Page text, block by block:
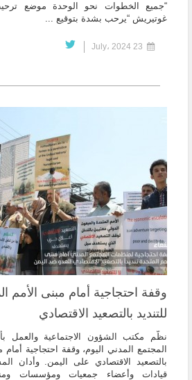
“جميع الخطوات نحو الوحدة موضع
غوتيريش “يرحب بشدة بتوقيع ...
وقفة احتجاجية أمام مبنى الأمم
للتنديد بالتصعيد الاقتصادي
نظّم مكتب الشؤون الاجتماعية والعمل
المجتمع المدني اليوم، وقفة احتجاجية أمام
بالتصعيد الاقتصادي على اليمن. وأدان
قيادات وأعضاء جمعيات ومؤسسات